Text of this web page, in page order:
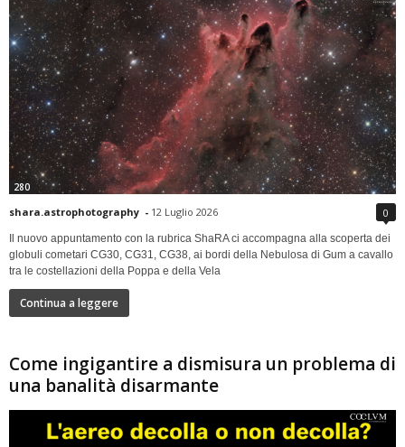
280
shara.astrophotography - 12 Luglio 2026 0
Il nuovo appuntamento con la rubrica ShaRA ci accompagna alla scoperta dei
globuli cometari CG30, CG31, CG38, ai bordi della Nebulosa di Gum a cavallo
tra le costellazioni della Poppa e della Vela
Continua a leggere
Come ingigantire a dismisura un problema di
una banalità disarmante